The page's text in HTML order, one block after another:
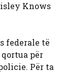
Knows
federale të
për
Për ta